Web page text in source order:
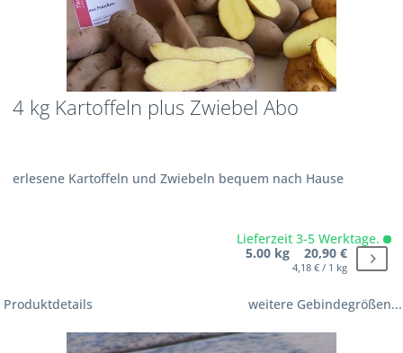
4 kg Kartoffeln plus Zwiebel Abo
erlesene Kartoffeln und Zwiebeln bequem nach Hause
Lieferzeit 3-5 Werktage.
5.00 kg 20,90 €
4,18 € / 1 kg
Produktdetails weitere Gebindegrößen...